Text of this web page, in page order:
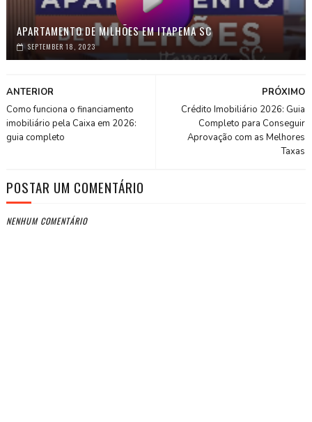
APARTAMENTO DE MILHÕES EM ITAPEMA SC
SEPTEMBER 18, 2023
PRÓXIMO
Crédito Imobiliário 2026: Guia
Completo para Conseguir
Aprovação com as Melhores
Taxas
ANTERIOR
Como funciona o financiamento
imobiliário pela Caixa em 2026:
guia completo
POSTAR UM COMENTÁRIO
NENHUM COMENTÁRIO